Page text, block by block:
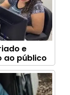
e
ao público